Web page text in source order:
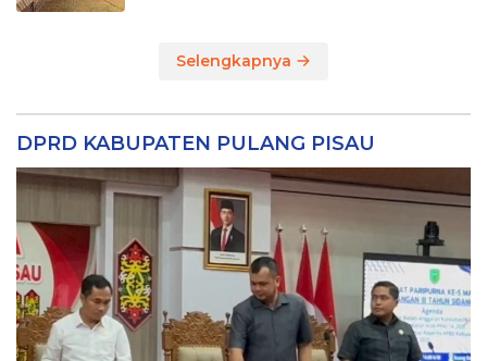
Selengkapnya
DPRD KABUPATEN PULANG PISAU